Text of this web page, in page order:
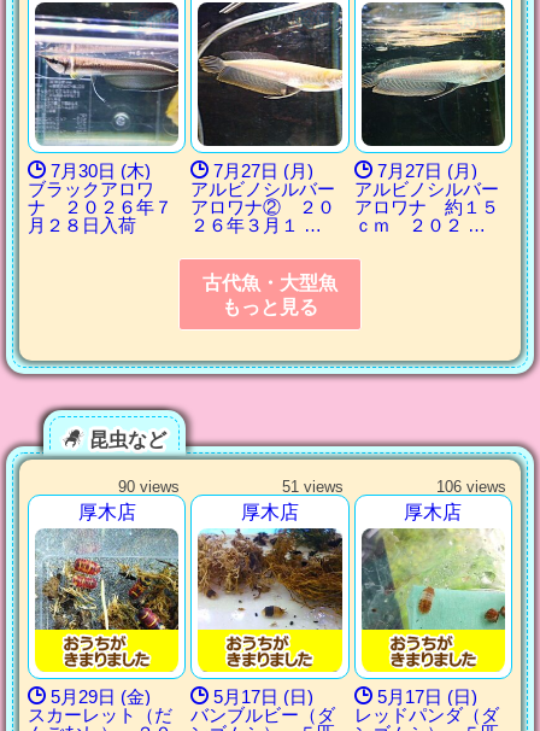
7月30日 (木)
ブラックアロワ
ナ ２０２６年７
月２８日入荷
7月27日 (月)
アルビノシルバー
アロワナ② ２０
２６年３月１ …
7月27日 (月)
アルビノシルバー
アロワナ 約１５
ｃｍ ２０２ …
古代魚・大型魚
もっと見る
昆虫など
90 views
厚木店
5月29日 (金)
スカーレット（だ
51 views
厚木店
5月17日 (日)
バンブルビー（ダ
106 views
厚木店
5月17日 (日)
レッドパンダ（ダ